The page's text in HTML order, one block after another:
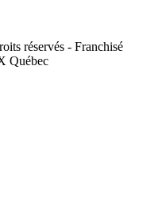
réservés - Franchisé
Québec